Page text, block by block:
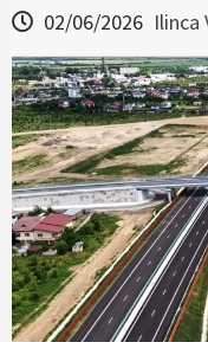
02/06/2026 Ilinca